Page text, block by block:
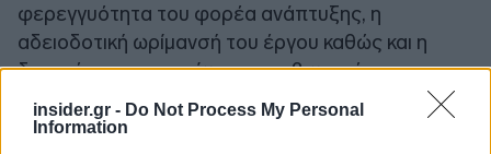
insider.gr - Do Not Process My Personal
Information
φερεγγυότητα του φορέα ανάπτυξης, η
αδειοδοτική ωρίμανσή του έργου καθώς και η
δυνατότητα τεκμηρίωσης της βιωσιμότητας του
προτεινόμενου επενδυτικού σχεδίου.